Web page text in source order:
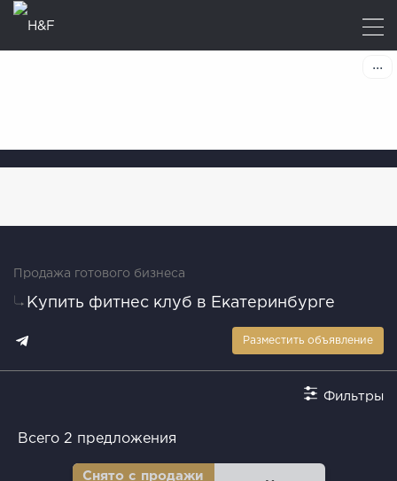
Продажа готового бизнеса
Купить фитнес клуб в Екатеринбурге
Разместить объявление
Фильтры
Всего 2 предложения